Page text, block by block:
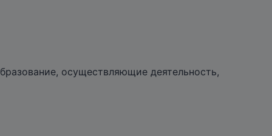
осуществляющие деятельность,